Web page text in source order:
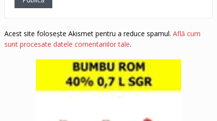
Acest site folosește Akismet pentru a reduce spamul. Află cum
sunt procesate datele comentariilor tale.